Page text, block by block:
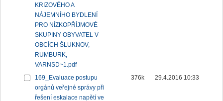
KRIZOVÉHO A
NÁJEMNÍHO BYDLENÍ
PRO NÍZKOPŘÍJMOVÉ
SKUPINY OBYVATEL V
OBCÍCH ŠLUKNOV,
RUMBURK,
VARNSD~1.pdf
169_Evaluace postupu
orgánů veřejné správy při
řešení eskalace napětí ve
376k 29.4.2016 10:33